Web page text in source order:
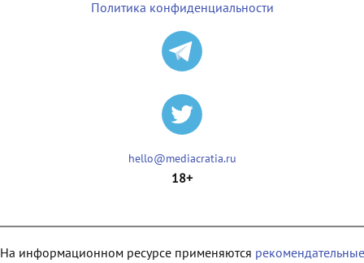
Политика конфиденциальности
hello@mediacratia.ru
18+
На информационном ресурсе применяются рекомендательные